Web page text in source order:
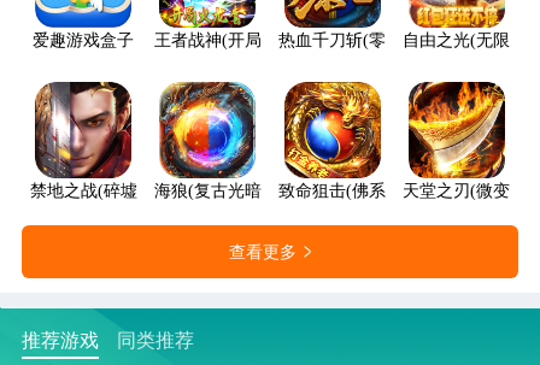
爱趣游戏盒子 王者战神(开局火龙套)热血千刀斩(零氪送赞爆充)
自由之光(无限红
禁地之战(碎墟诸天沉默)海狼(复古光暗福利版)致命狙击(佛系打金养老传奇)
天堂之刃(微变攻
查看更多
推荐游戏 同类推荐